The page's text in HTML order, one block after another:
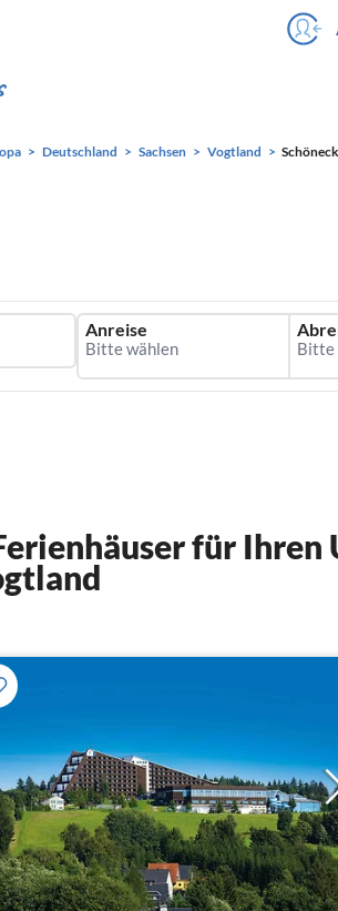
Deutschland Sachsen Vogtland
Anreise
für Ihren